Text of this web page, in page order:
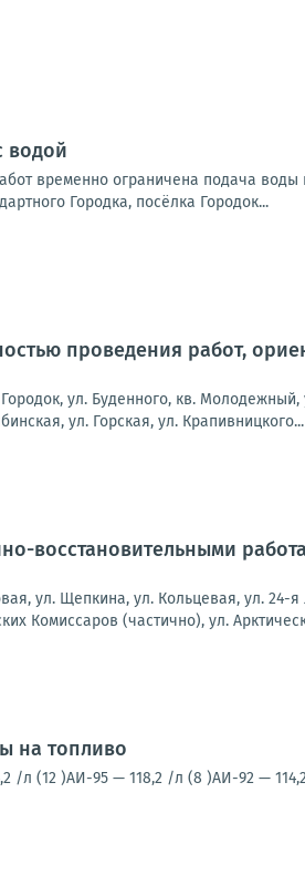
водой
временно ограничена подача
Городка, посёлка Городок...
проведения работ,
ул. Буденного, кв.
ул. Горская, ул. Крапивницкого...
восстановительными
ул. Щепкина, ул. Кольцевая, ул. 24-
Комиссаров (частично), ул.
на топливо
/л (12 )АИ-95 — 118,2 /л (8 )АИ-92 —